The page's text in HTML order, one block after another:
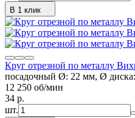
В 1 клик
Круг отрезной по металлу
посадочный Ø: 22 мм, Ø
12 250 об/мин
34 p.
шт.